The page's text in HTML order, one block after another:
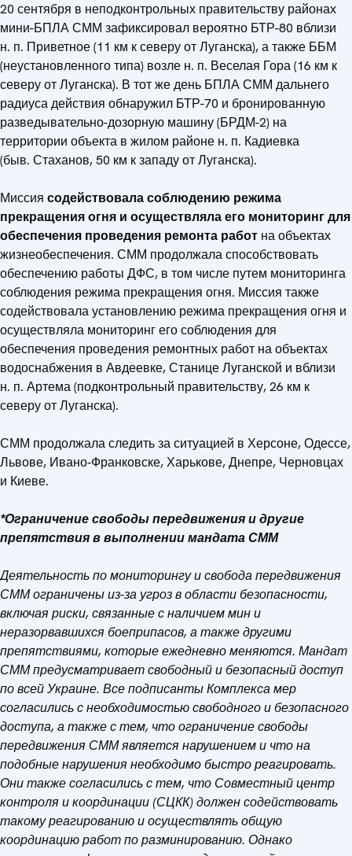
20 сентября в неподконтрольных правительству районах
мини-БПЛА СММ зафиксировал вероятно БТР-80 вблизи
н. п. Приветное (11 км к северу от Луганска), а также ББМ
(неустановленного типа) возле н. п. Веселая Гора (16 км к
северу от Луганска). В тот же день БПЛА СММ дальнего
радиуса действия обнаружил БТР-70 и бронированную
разведывательно-дозорную машину (БРДМ-2) на
территории объекта в жилом районе н. п. Кадиевка
(быв. Стаханов, 50 км к западу от Луганска).
Миссия содействовала соблюдению режима
прекращения огня и осуществляла его мониторинг для
обеспечения проведения ремонта работ на объектах
жизнеобеспечения. СММ продолжала способствовать
обеспечению работы ДФС, в том числе путем мониторинга
соблюдения режима прекращения огня. Миссия также
содействовала установлению режима прекращения огня и
осуществляла мониторинг его соблюдения для
обеспечения проведения ремонтных работ на объектах
водоснабжения в Авдеевке, Станице Луганской и вблизи
н. п. Артема (подконтрольный правительству, 26 км к
северу от Луганска).
СММ продолжала следить за ситуацией в Херсоне, Одессе,
Львове, Ивано‑Франковске, Харькове, Днепре, Черновцах
и Киеве.
*Ограничение свободы передвижения и другие
препятствия в выполнении мандата СММ
Деятельность по мониторингу и свобода передвижения
СММ ограничены из-за угроз в области безопасности,
включая риски, связанные с наличием мин и
неразорвавшихся боеприпасов, а также другими
препятствиями, которые ежедневно меняются. Мандат
СММ предусматривает свободный и безопасный доступ
по всей Украине. Все подписанты Комплекса мер
согласились с необходимостью свободного и безопасного
доступа, а также с тем, что ограничение свободы
передвижения СММ является нарушением и что на
подобные нарушения необходимо быстро реагировать.
Они также согласились с тем, что Совместный центр
контроля и координации (СЦКК) должен содействовать
такому реагированию и осуществлять общую
координацию работ по разминированию. Однако